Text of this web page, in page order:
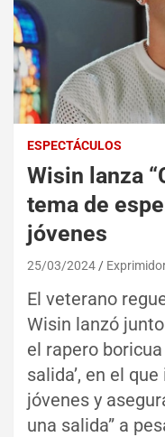
ESPECTÁCULOS
Wisin lanza
tema de
jóvenes
25/03/2024
El veterano
Wisin lanzó
el rapero
salida’, en el
jóvenes y
una salida” a